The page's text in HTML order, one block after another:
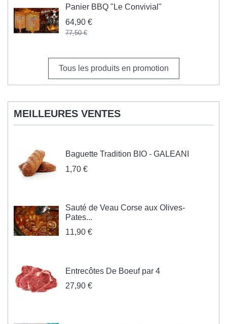
Panier BBQ "Le Convivial"
64,90 €
77,50 €
Tous les produits en promotion
MEILLEURES VENTES
Baguette Tradition BIO - GALEANI
1,70 €
Sauté de Veau Corse aux Olives-
Pates...
11,90 €
Entrecôtes De Boeuf par 4
27,90 €